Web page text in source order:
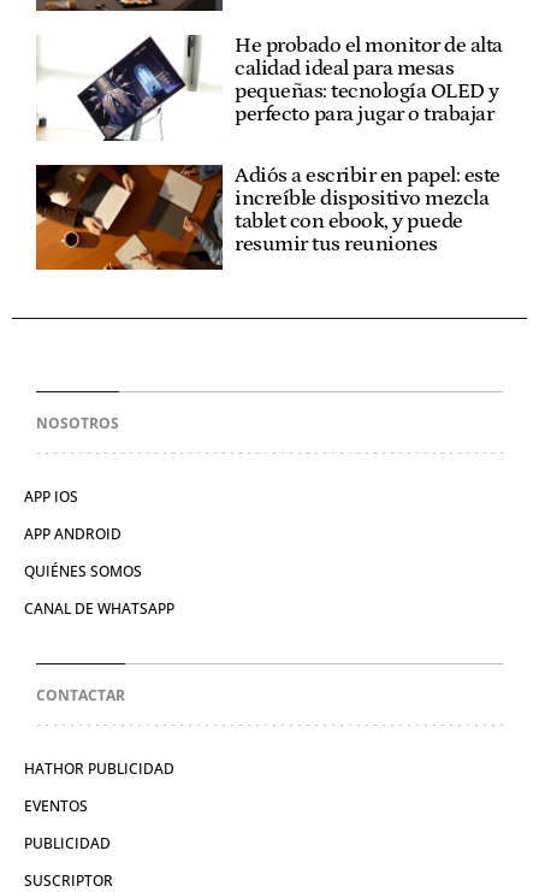
He probado el monitor de alta
calidad ideal para mesas
pequeñas: tecnología OLED y
perfecto para jugar o trabajar
Adiós a escribir en papel: este
increíble dispositivo mezcla
tablet con ebook, y puede
resumir tus reuniones
NOSOTROS
APP IOS
APP ANDROID
QUIÉNES SOMOS
CANAL DE WHATSAPP
CONTACTAR
HATHOR PUBLICIDAD
EVENTOS
PUBLICIDAD
SUSCRIPTOR